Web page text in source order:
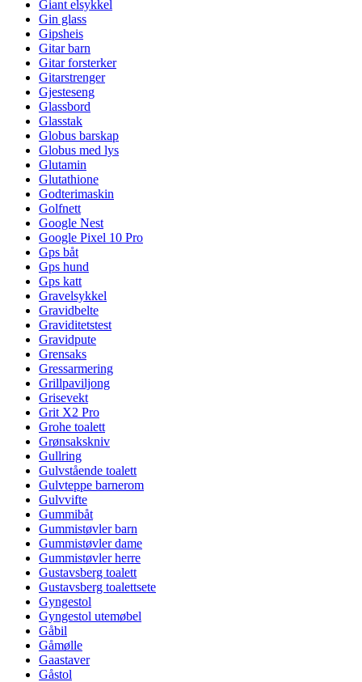
Giant elsykkel
Gin glass
Gipsheis
Gitar barn
Gitar forsterker
Gitarstrenger
Gjesteseng
Glassbord
Glasstak
Globus barskap
Globus med lys
Glutamin
Glutathione
Godterimaskin
Golfnett
Google Nest
Google Pixel 10 Pro
Gps båt
Gps hund
Gps katt
Gravelsykkel
Gravidbelte
Graviditetstest
Gravidpute
Grensaks
Gressarmering
Grillpaviljong
Grisevekt
Grit X2 Pro
Grohe toalett
Grønsakskniv
Gullring
Gulvstående toalett
Gulvteppe barnerom
Gulvvifte
Gummibåt
Gummistøvler barn
Gummistøvler dame
Gummistøvler herre
Gustavsberg toalett
Gustavsberg toalettsete
Gyngestol
Gyngestol utemøbel
Gåbil
Gåmølle
Gaastaver
Gåstol